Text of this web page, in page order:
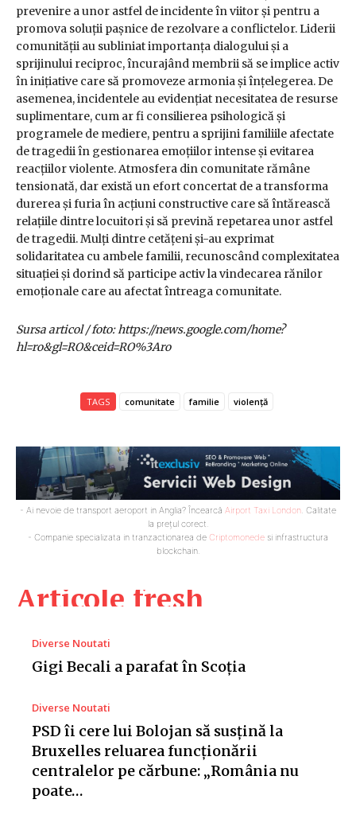
Articole fresh
Diverse Noutati
Gigi Becali a parafat în Scoția
Diverse Noutati
PSD îi cere lui Bolojan să susțină la
Bruxelles reluarea funcționării
centralelor pe cărbune: „România nu
poate…
prevenire a unor astfel de incidente în viitor și pentru a
promova soluții pașnice de rezolvare a conflictelor. Liderii
comunității au subliniat importanța dialogului și a
sprijinului reciproc, încurajând membrii să se implice activ
în inițiative care să promoveze armonia și înțelegerea. De
asemenea, incidentele au evidențiat necesitatea de resurse
suplimentare, cum ar fi consilierea psihologică și
programele de mediere, pentru a sprijini familiile afectate
de tragedii în gestionarea emoțiilor intense și evitarea
reacțiilor violente. Atmosfera din comunitate rămâne
tensionată, dar există un efort concertat de a transforma
durerea și furia în acțiuni constructive care să întărească
relațiile dintre locuitori și să prevină repetarea unor astfel
de tragedii. Mulți dintre cetățeni și-au exprimat
solidaritatea cu ambele familii, recunoscând complexitatea
situației și dorind să participe activ la vindecarea rănilor
emoționale care au afectat întreaga comunitate.
Sursa articol / foto: https://news.google.com/home?
hl=ro&gl=RO&ceid=RO%3Aro
TAGS comunitate familie violență
- Ai nevoie de transport aeroport in Anglia? Încearcă Airport Taxi London. Calitate
la prețul corect.
- Companie specializata in tranzactionarea de Criptomonede si infrastructura
blockchain.